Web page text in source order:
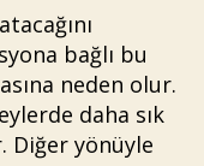
bağlı bu
neden olur.
daha sık
Diğer yönüyle